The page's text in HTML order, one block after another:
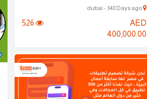
dubai - 348 Days ago
AED
400,000.00
526